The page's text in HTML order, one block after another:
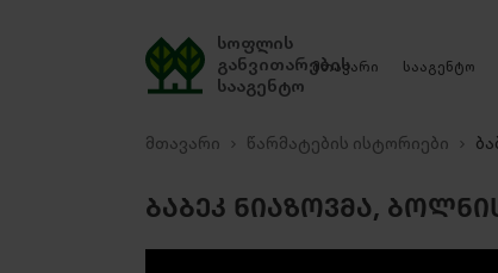
სოფლის
განვითარების
სააგენტო
მთავარი სააგენტო
მთავარი წარმატების ისტორიები
ᲑᲐᲑᲔᲙ ᲜᲘᲐᲖᲝᲕᲛᲐ,